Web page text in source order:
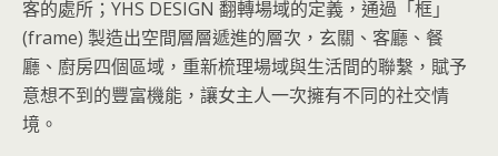
客的處所；YHS DESIGN 翻轉場域的定義，通過「框」
(frame) 製造出空間層層遞進的層次，玄關、客廳、餐
廳、廚房四個區域，重新梳理場域與生活間的聯繫，賦予
意想不到的豐富機能，讓女主人一次擁有不同的社交情
境。